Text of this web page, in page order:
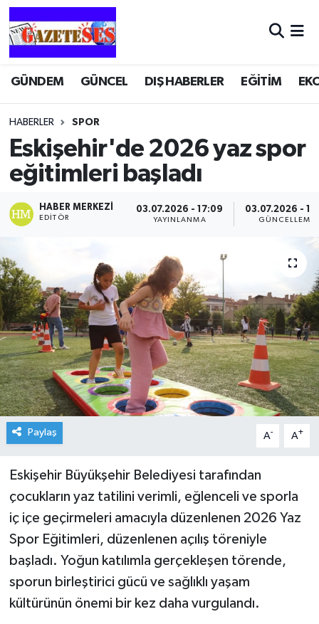
GÜNDEM GÜNCEL DIŞ HABERLER EĞİTİM
HABERLER SPOR
Eskişehir'de 2026 yaz spor
eğitimleri başladı
HABER MERKEZI
EDITÖR
03.07.2026 - 17:09
YAYINLANMA
03.07.2026 -
GÜNCELLEME
Paylaş A- A+
Eskişehir Büyükşehir Belediyesi tarafından
çocukların yaz tatilini verimli, eğlenceli ve sporla
iç içe geçirmeleri amacıyla düzenlenen 2026 Yaz
Spor Eğitimleri, düzenlenen açılış töreniyle
başladı. Yoğun katılımla gerçekleşen törende,
sporun birleştirici gücü ve sağlıklı yaşam
kültürünün önemi bir kez daha vurgulandı.